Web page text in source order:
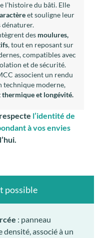
l’histoire du bâti. Elle
et souligne leur
dénaturer.
des moulures,
, tout en reposant sur
compatibles avec
et de sécurité.
associent un rendu
technique moderne,
et longévité.
l’identité de
à vos envies
possible
: panneau
associé à un